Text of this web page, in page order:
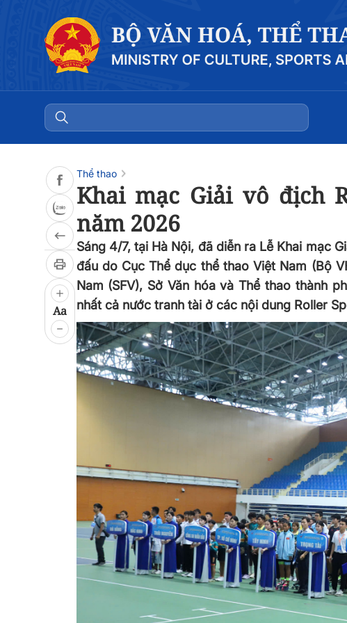
Aa
Thể thao
Khai mạc Giải vô địch
năm 2026
Sáng 4/7, tại Hà Nội, đã diễn ra Lễ Khai mạc
đấu do Cục Thể dục thể thao Việt Nam (Bộ
Nam (SFV), Sở Văn hóa và Thể thao thành
nhất cả nước tranh tài ở các nội dung Roller
0:00 0:00